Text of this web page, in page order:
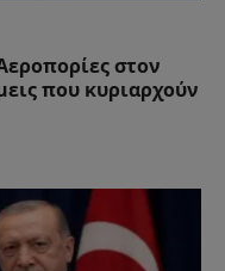
στον
που κυριαρχούν